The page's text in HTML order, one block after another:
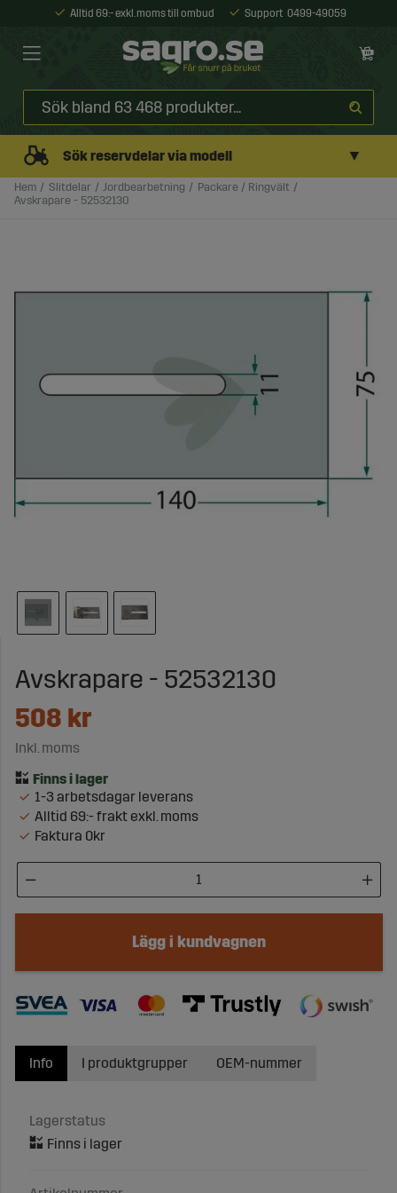
Alltid 69:- exkl. moms till ombud Support 0499-49059
Sök reservdelar via modell ▼
Hem Slitdelar Jordbearbetning
Packare / Ringvält
Avskrapare - 52532130
Avskrapare - 52532130
508 kr
Inkl. moms
1-3 arbetsdagar leverans
Alltid 69:- frakt exkl. moms
Faktura 0kr
Lägg i kundvagnen
Info
Lagerstatus
I produktgrupper OEM-nummer